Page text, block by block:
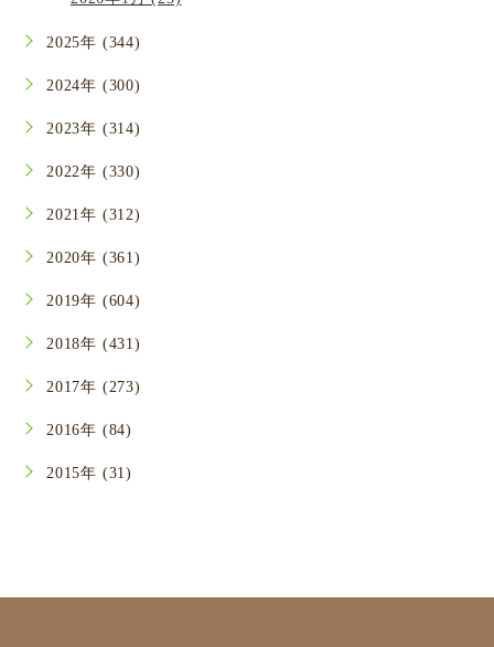
2025年 (344)
2024年 (300)
2023年 (314)
2022年 (330)
2021年 (312)
2020年 (361)
2019年 (604)
2018年 (431)
2017年 (273)
2016年 (84)
2015年 (31)